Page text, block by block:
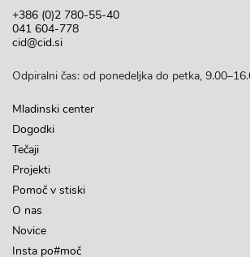
+386 (0)2 780-55-40
041 604-778
cid@cid.si
Odpiralni čas: od ponedeljka do petka,
Mladinski center
Dogodki
Tečaji
Projekti
Pomoč v stiski
O nas
Novice
Insta po#moč